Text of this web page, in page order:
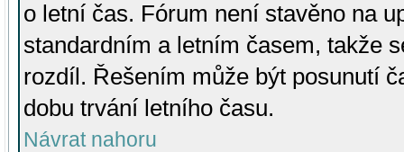
o letní čas. Fórum není stavěno na
standardním a letním časem, takže
rozdíl. Řešením může být posunutí
dobu trvání letního času.
Návrat nahoru